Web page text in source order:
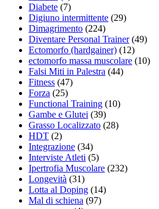
Diabete (7)
Digiuno intermittente (29)
Dimagrimento (224)
Diventare Personal Trainer(49)
Ectomorfo (hardgainer) (12)
ectomorfo massa muscolare (10)
Falsi Miti in Palestra (44)
Fitness (47)
Forza (25)
Functional Training (10)
Gambe e Glutei (39)
Grasso Localizzato (28)
HDT (2)
Integrazione (34)
Interviste Atleti (5)
Ipertrofia Muscolare (232)
Longevità (31)
Lotta al Doping (14)
Mal di schiena (97)